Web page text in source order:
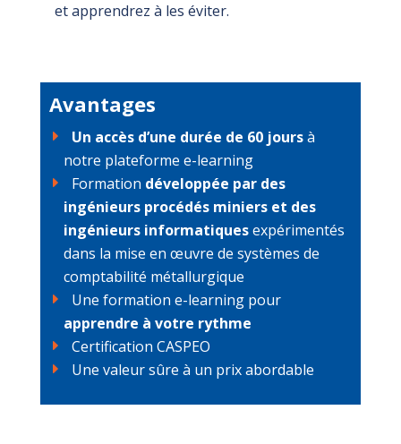
et apprendrez à les éviter.
Avantages
Un accès d’une durée de 60 joursà
notre plateforme e-learning
Formation développée par des
ingénieurs procédés miniers et des
ingénieurs informatiquesexpérimentés
dans la mise en œuvre de systèmes de
comptabilité métallurgique
Une formation e-learning pour
apprendre à votre rythme
Certification CASPEO
Une valeur sûre à un prix abordable